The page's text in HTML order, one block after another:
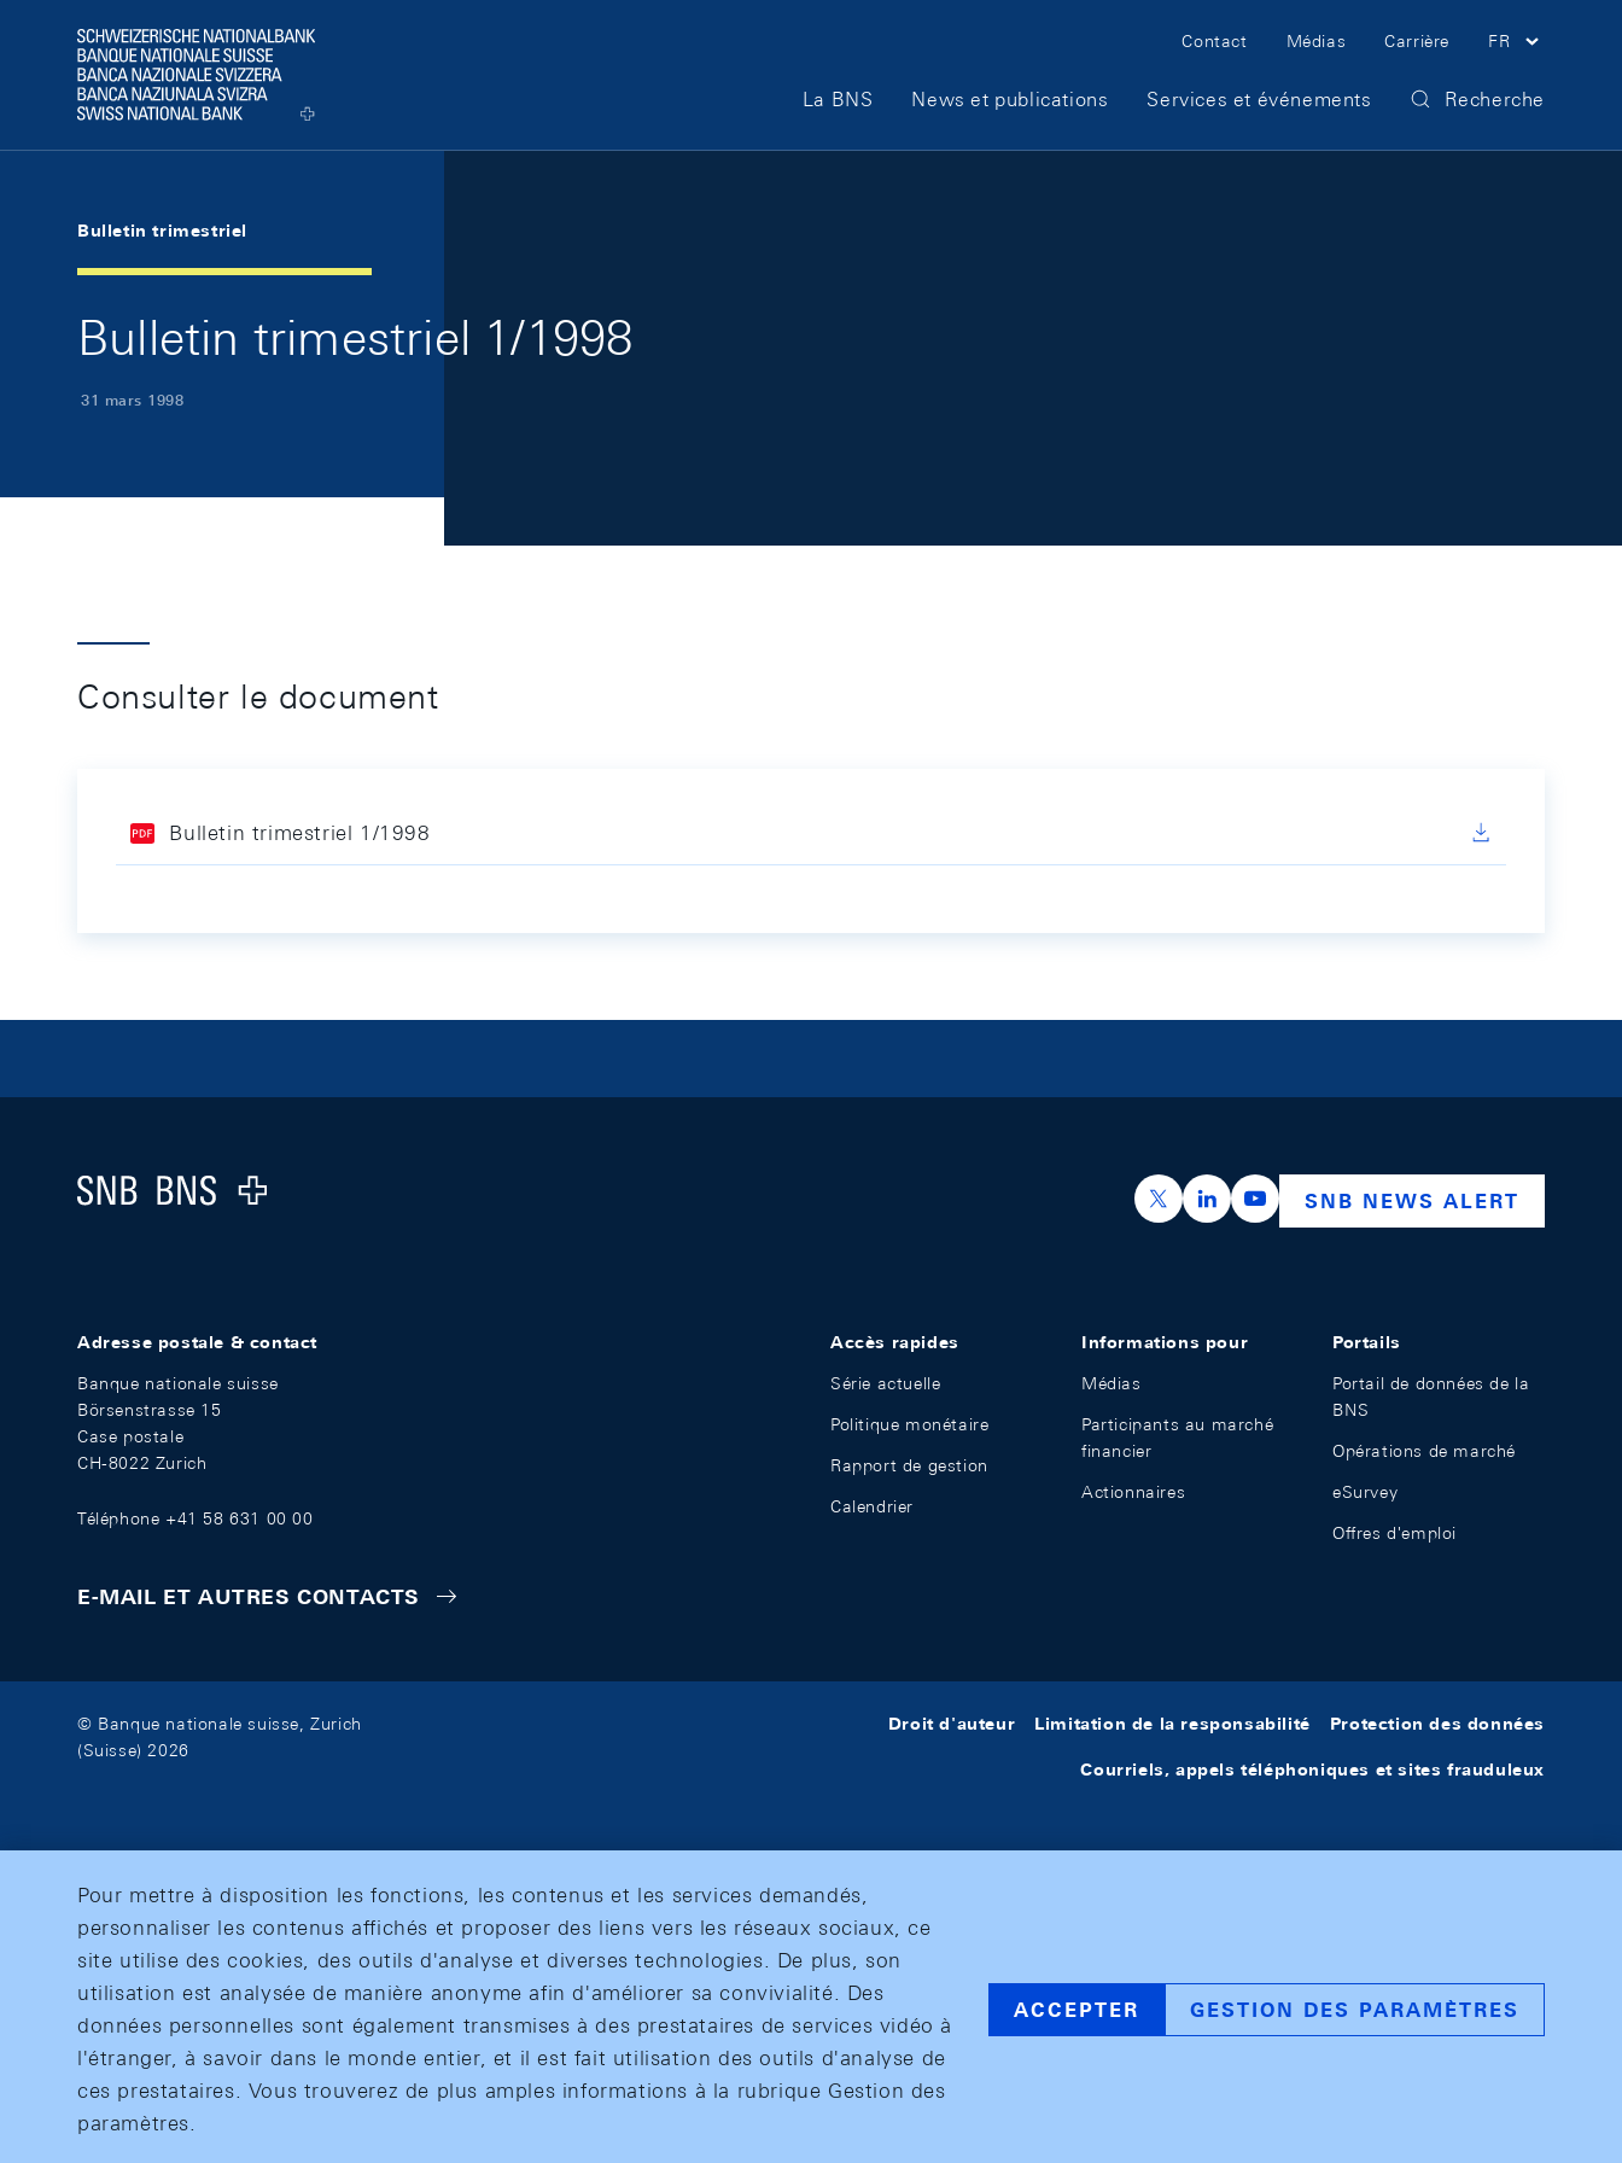
Logo
Meta Navigation
Contact Médias Carrière FR
Main Navigation
La BNS News et publications Services et événements Recherche
Bulletin trimestriel
Bulletin trimestriel 1/1998
31 mars 1998
Consulter le document
Bulletin trimestriel 1/1998
Logo
https://x.com/snb_bns
https://ch.linkedin.com/company/swiss-
https://www.youtube.com/
SNB NEWS ALERT
Adresse postale & contact
Banque nationale suisse
Börsenstrasse 15
Case postale
CH-8022 Zurich
Téléphone +41 58 631 00 00
E-MAIL ET AUTRES CONTACTS
Accès rapides
Série actuelle
Politique monétaire
Rapport de gestion
Calendrier
Informations pour
Médias
Participants au marché
financier
Actionnaires
Portails
Portail de données de la
BNS
Opérations de marché
eSurvey
Offres d'emploi
© Banque nationale suisse, Zurich
(Suisse) 2026
Droit d'auteur Limitation de la responsabilité Protection des données
Courriels, appels téléphoniques et sites frauduleux
Pour mettre à disposition les fonctions, les contenus et les services demandés,
personnaliser les contenus affichés et proposer des liens vers les réseaux sociaux, ce
site utilise des cookies, des outils d'analyse et diverses technologies. De plus, son
utilisation est analysée de manière anonyme afin d'améliorer sa convivialité. Des
données personnelles sont également transmises à des prestataires de services vidéo à
l'étranger, à savoir dans le monde entier, et il est fait utilisation des outils d'analyse de
ces prestataires. Vous trouverez de plus amples informations à la rubrique Gestion des
paramètres.
ACCEPTER GESTION DES PARAMÈTRES